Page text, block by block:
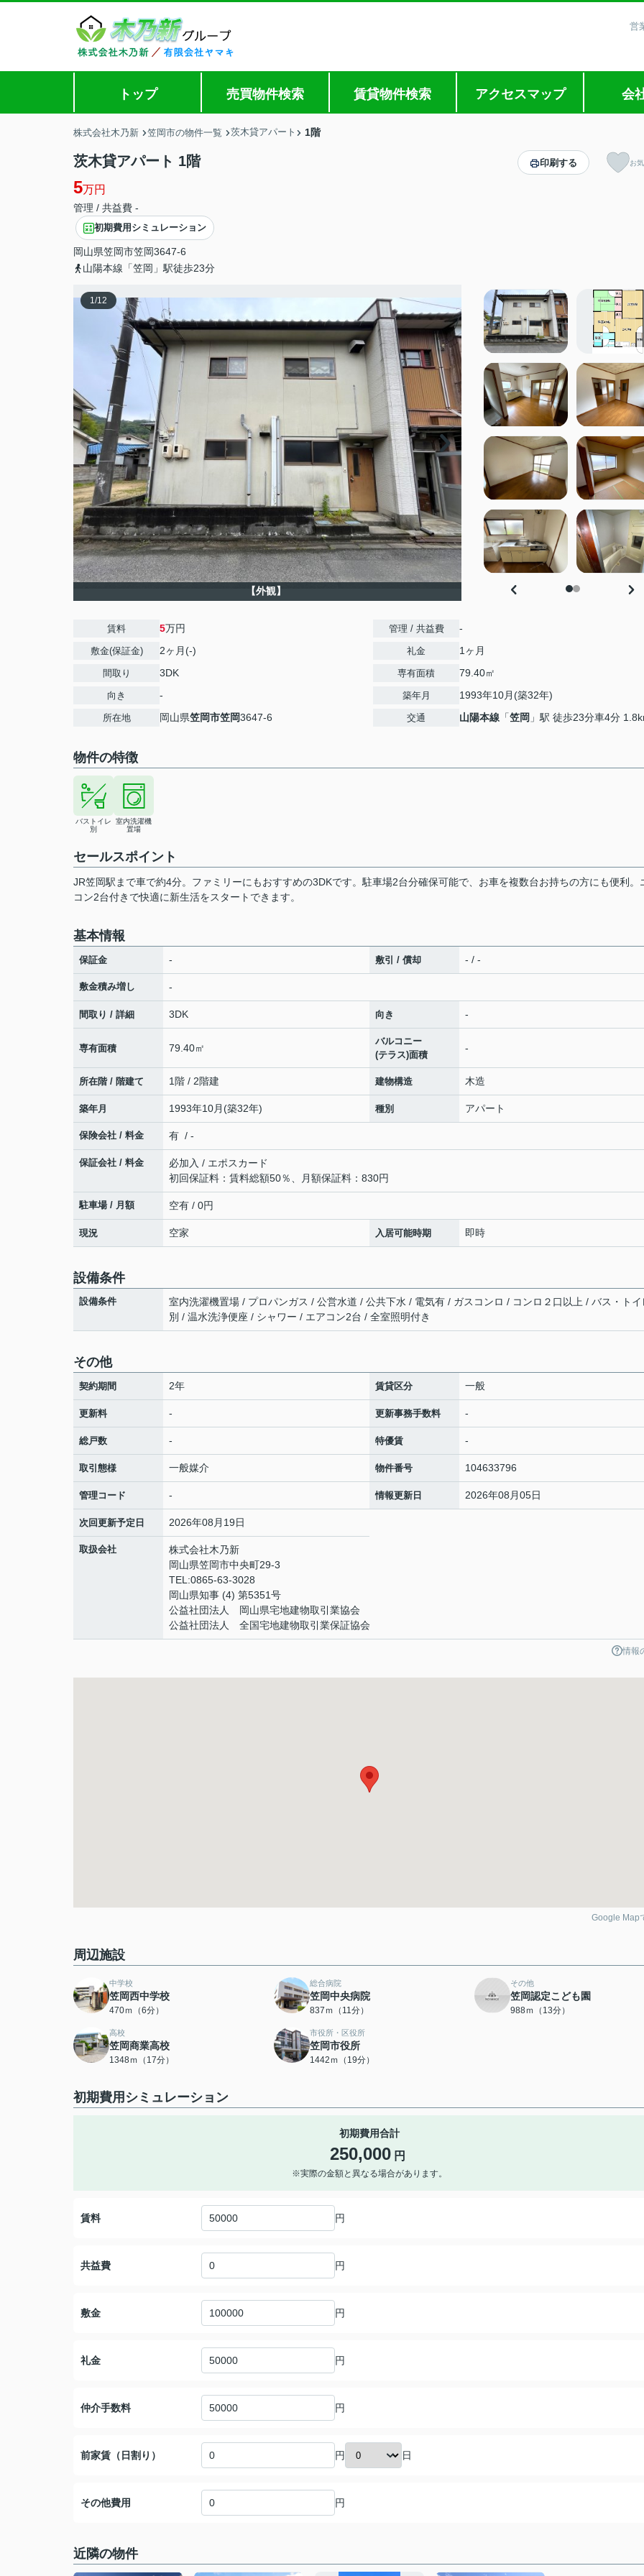
営
トップ 売買物件検索 賃貸物件検索 アクセスマップ 会
株式会社木乃新 笠岡市の物件一覧 茨木貸アパート 1階
茨木貸アパート 1階
5万円
管理 / 共益費 -
初期費用シミュレーション
岡山県笠岡市笠岡3647-6
山陽本線「笠岡」駅徒歩23分
印刷する お
1/12
【外観】
賃料 5万円
敷金(保証金) 2ヶ月(-)
間取り 3DK
向き -
所在地 岡山県笠岡市笠岡3647-6
管理 / 共益費 -
礼金 1ヶ月
専有面積 79.40㎡
築年月 1993年10月(築32年)
交通 山陽本線 「笠岡 」駅 徒歩23分車4分
物件の特徴
バストイレ
別
室内洗濯機
置場
セールスポイント
JR笠岡駅まで車で約4分。ファミリーにもおすすめの3DKです。駐車場2台分確保可能で、お車を複数台お持ちの方にも便利。
コン2台付きで快適に新生活をスタートできます。
基本情報
保証金 - 敷引 / 償却 - / -
敷金積み増し -
間取り / 詳細 3DK 向き -
専有面積 79.40㎡
バルコニー
(テラス)面積
-
所在階 / 階建て 1階 / 2階建 建物構造 木造
築年月 1993年10月(築32年) 種別 アパート
保険会社 / 料金 有 / -
保証会社 / 料金
必加入 / エポスカード
初回保証料：賃料総額50％、月額保証料：830円
駐車場 / 月額 空有 / 0円
現況 空家 入居可能時期 即時
設備条件
設備条件
室内洗濯機置場 / プロパンガス / 公営水道 / 公共下水 / 電気有 / ガスコンロ / コンロ２口以上 / バス・トイ
別 / 温水洗浄便座 / シャワー / エアコン2台 / 全室照明付き
その他
契約期間 2年 賃貸区分 一般
更新料 - 更新事務手数料 -
総戸数 - 特優賃 -
取引態様 一般媒介 物件番号 104633796
管理コード - 情報更新日 2026年08月05日
次回更新予定日 2026年08月19日
取扱会社
株式会社木乃新
岡山県笠岡市中央町29-3
TEL:0865-63-3028
岡山県知事 (4) 第5351号
公益社団法人 岡山県宅地建物取引業協会
公益社団法人 全国宅地建物取引業保証協会
情報
Google Map
周辺施設
中学校
笠岡西中学校
470ｍ（6分）
総合病院
笠岡中央病院
837ｍ（11分）
その他
笠岡認定こども園
988ｍ（13分）
高校
笠岡商業高校
1348ｍ（17分）
市役所・区役所
笠岡市役所
1442ｍ（19分）
初期費用シミュレーション
初期費用合計
250,000 円
※実際の金額と異なる場合があります。
賃料 円
共益費 円
敷金 円
礼金 円
仲介手数料 円
前家賃（日割り） 円 日
その他費用 円
近隣の物件